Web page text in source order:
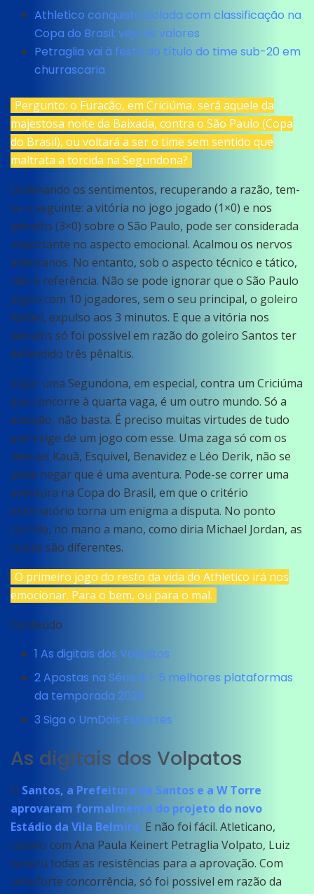
Athletico conquista bolada com classificação na
Copa do Brasil; veja os valores
Petraglia vai à festa do título do time sub-20 em
churrascaria
Pergunto: o Furacão, em Criciúma, será aquele da
majestosa noite da Baixada, contra o São Paulo (Copa
do Brasil), ou voltará a ser o time sem sentido que
maltrata a torcida na Segundona?
Ordenando os sentimentos, recuperando a razão, tem-
se o seguinte: a vitória no jogo jogado (1×0) e nos
pênaltis (3×0) sobre o São Paulo, pode ser considerada
importante no aspecto emocional. Acalmou os nervos
atleticanos. No entanto, sob o aspecto técnico e tático,
não é referência. Não se pode ignorar que o São Paulo
jogou com 10 jogadores, sem o seu principal, o goleiro
Rafael, expulso aos 3 minutos. E que a vitória nos
pênaltis só foi possivel em razão do goleiro Santos ter
defendido três pênaltis.
Jogar uma Segundona, em especial, contra um Criciúma
que concorre à quarta vaga, é um outro mundo. Só a
emoção, não basta. É preciso muitas virtudes de tudo
que exige de um jogo com esse. Uma zaga só com os
laterais Kauã, Esquivel, Benavidez e Léo Derik, não se
pode negar que é uma aventura. Pode-se correr uma
aventura na Copa do Brasil, em que o critério
eliminatório torna um enigma a disputa. No ponto
corrido, no mano a mano, como diria Michael Jordan, as
coisas são diferentes.
O primeiro jogo do resto da vida do Athletico irá nos
emocionar. Para o bem, ou para o mal.
Conteúdo
1 As digitais dos Volpatos
2Apostas na Série B – 5 melhores plataformas
da temporada 2025
3 Siga o UmDois Esportes
As digitais dos Volpatos
O Santos, a Prefeitura de Santos e a W Torre
aprovaram formalmente do projeto do novo
Estádio da Vila Belmiro. E não foi fácil. Atleticano,
casado com Ana Paula Keinert Petraglia Volpato, Luiz
venceu todas as resistências para a aprovação. Com
uma forte concorrência, só foi possivel em razão da